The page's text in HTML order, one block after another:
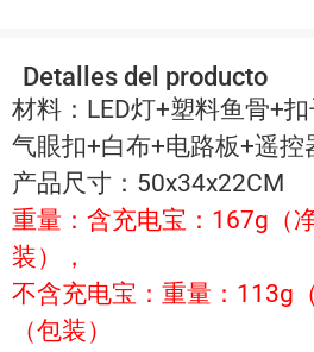
Detalles del producto
材料：LED灯+塑料鱼骨+
气眼扣+白布+电路板+遥控
产品尺寸：50x34x22CM
重量：含充电宝：167g（
装），
不含充电宝：重量：113g
（包装）